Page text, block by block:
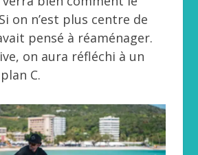
on n’est plus centre de
pensé à réaménager.
on aura réfléchi à un
C.